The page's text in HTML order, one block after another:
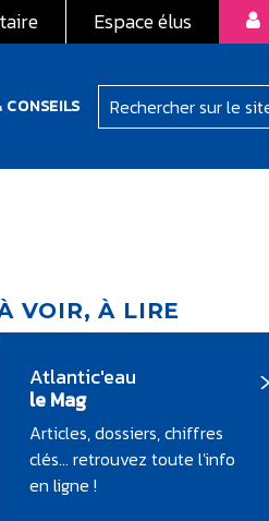
Espace élus
VOIR, À LIRE
Atlantic'eau
le Mag
Articles, dossiers, chiffres
clés... retrouvez toute l'info
en ligne !